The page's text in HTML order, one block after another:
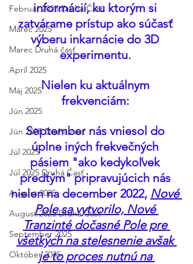
Február 2025 Druhá Časť
Marec 2025
Marec Druhá časť
Apríl 2025
Máj 2025
Jún 2025
Jún 2025 Druhá časť
Júl 2025
Júl 2025 Druhá Časť
August 2025
August 2025 Druhá Časť
September 2025
Október 2025
informácií, ku ktorým si
zatvárame prístup ako súčasť
výberu inkarnácie do 3D
experimentu.
Nielen ku aktuálnym
frekvenciám:
September nás vniesol do
úplne iných frekvečných
pásiem "ako kedykoľvek
predtým" pripravujúcich nás
nielen na december 2022, Nové
Pole sa vytvorilo, Nové
Tranzinté dočasné Pole pre
všetkých na stelesnenie avšak
je to proces nutnú na